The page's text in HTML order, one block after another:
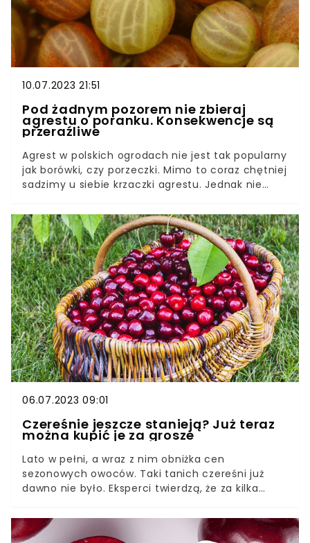
10.07.2023 21:51
Pod żadnym pozorem nie zbieraj
agrestu o poranku. Konsekwencje są
przeraźliwe
Agrest w polskich ogrodach nie jest tak popularny
jak borówki, czy porzeczki. Mimo to coraz chętniej
sadzimy u siebie krzaczki agrestu. Jednak nie
zbierać agrest. Dlaczego zrywanie owoców o
poranku to karygodny błąd?
06.07.2023 09:01
Czereśnie jeszcze stanieją? Już teraz
można kupić je za grosze
Lato w pełni, a wraz z nim obniżka cen
sezonowych owoców. Taki tanich czereśni już
dawno nie było. Eksperci twierdzą, że za kilka
wynika tak drastyczna obniżka cen?